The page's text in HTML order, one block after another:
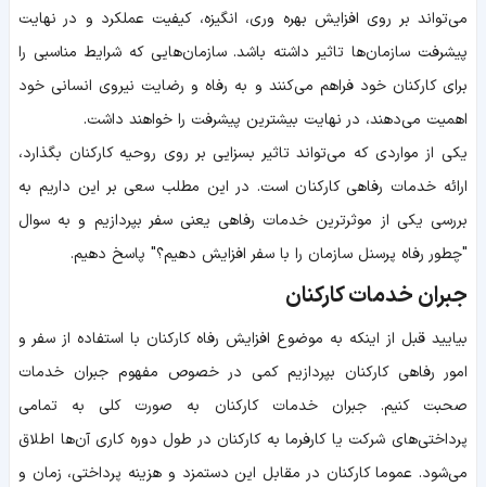
می‌تواند بر روی افزایش بهره وری، انگیزه، کیفیت عملکرد و در نهایت
پیشرفت سازمان‌ها تاثیر داشته باشد. سازمان‌هایی که شرایط مناسبی را
برای کارکنان خود فراهم می‌کنند و به رفاه و رضایت نیروی انسانی خود
اهمیت می‌دهند، در نهایت بیشترین پیشرفت را خواهند داشت.
یکی از مواردی که می‌تواند تاثیر بسزایی بر روی روحیه کارکنان بگذارد،
ارائه خدمات رفاهی کارکنان است. در این مطلب سعی بر این داریم به
بررسی یکی از موثرترین خدمات رفاهی یعنی سفر بپردازیم و به سوال
"چطور رفاه پرسنل سازمان را با سفر افزایش دهیم؟" پاسخ دهیم.
جبران خدمات کارکنان
بیایید قبل از اینکه به موضوع افزایش رفاه کارکنان با استفاده از سفر و
امور رفاهی کارکنان بپردازیم کمی در خصوص مفهوم جبران خدمات
صحبت کنیم. جبران خدمات کارکنان به صورت کلی به تمامی
پرداختی‌های شرکت یا کارفرما به کارکنان در طول دوره کاری آن‌ها اطلاق
می‌شود. عموما کارکنان در مقابل این دستمزد و هزینه پرداختی، زمان و